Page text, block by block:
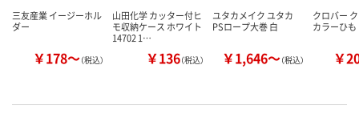
三友産業 イージーホル
ダー
￥178～（税込）
山田化学 カッター付ヒ
モ収納ケース ホワイト
14702 1…
￥136（税込）
ユタカメイク ユタカ
PSロープ大巻 白
￥1,646～（税込）
クロバー
カラーひも
￥